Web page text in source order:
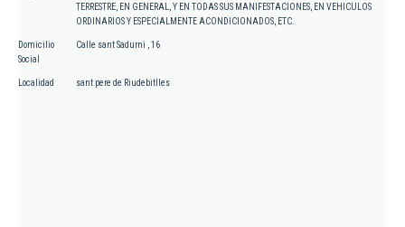
TERRESTRE, EN GENERAL, Y EN TODAS SUS MANIFESTACIONES, EN VEHICULOS
ORDINARIOS Y ESPECIALMENTE ACONDICIONADOS, ETC.
Domicilio
Social
Calle sant Sadurni , 16
Localidad sant pere de Riudebitlles